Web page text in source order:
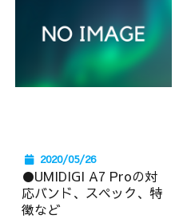
2020/05/26
●UMIDIGI A7 Proの対
応バンド、スペック、特
徴など